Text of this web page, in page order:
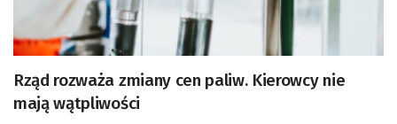
Rząd rozważa zmiany cen paliw. Kierowcy nie
mają wątpliwości